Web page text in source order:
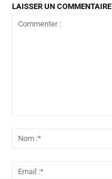
LAISSER UN COMMENTAIRE